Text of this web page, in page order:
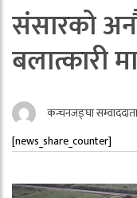
संसारको
बलात्कारी
कन्चनजङ्घा सम्वाददाता
[news_share_counter]